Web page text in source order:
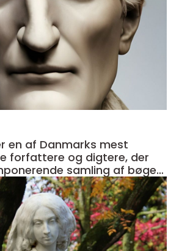
en af Danmarks mest
forfattere og digtere, der
samling af bøger i